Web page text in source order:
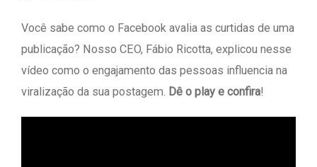
Você sabe como o Facebook avalia as curtidas de uma
publicação? Nosso CEO, Fábio Ricotta, explicou nesse
vídeo como o engajamento das pessoas influencia na
viralização da sua postagem. Dê o play e confira!